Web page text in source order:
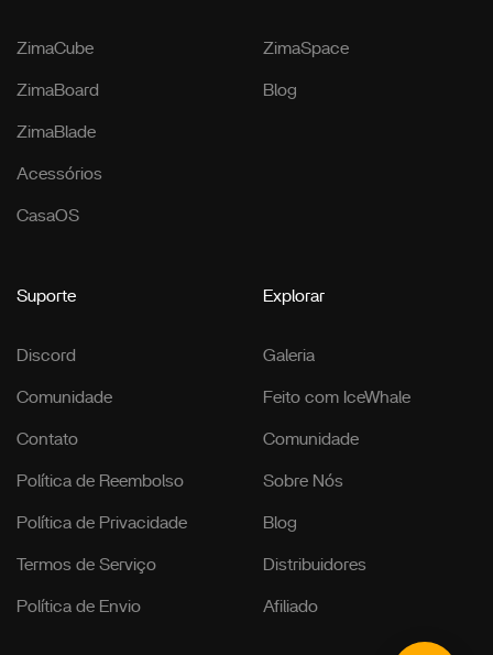
ZimaCube
ZimaBoard
ZimaBlade
Acessórios
CasaOS
ZimaSpace
Blog
Suporte
Discord
Comunidade
Contato
Política de Reembolso
Política de Privacidade
Termos de Serviço
Política de Envio
Explorar
Galeria
Feito com IceWhale
Comunidade
Sobre Nós
Blog
Distribuidores
Afiliado